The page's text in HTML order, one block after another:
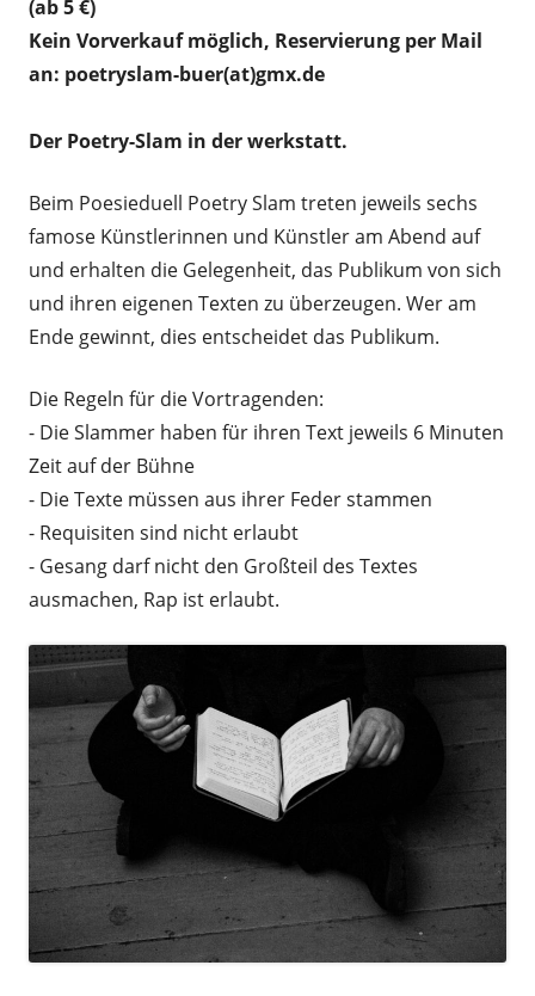
(ab 5 €)
Kein Vorverkauf möglich, Reservierung per Mail
an: poetryslam-buer(at)gmx.de
Der Poetry-Slam in der werkstatt.
Beim Poesieduell Poetry Slam treten jeweils sechs
famose Künstlerinnen und Künstler am Abend auf
und erhalten die Gelegenheit, das Publikum von sich
und ihren eigenen Texten zu überzeugen. Wer am
Ende gewinnt, dies entscheidet das Publikum.
Die Regeln für die Vortragenden:
- Die Slammer haben für ihren Text jeweils 6 Minuten
Zeit auf der Bühne
- Die Texte müssen aus ihrer Feder stammen
- Requisiten sind nicht erlaubt
- Gesang darf nicht den Großteil des Textes
ausmachen, Rap ist erlaubt.